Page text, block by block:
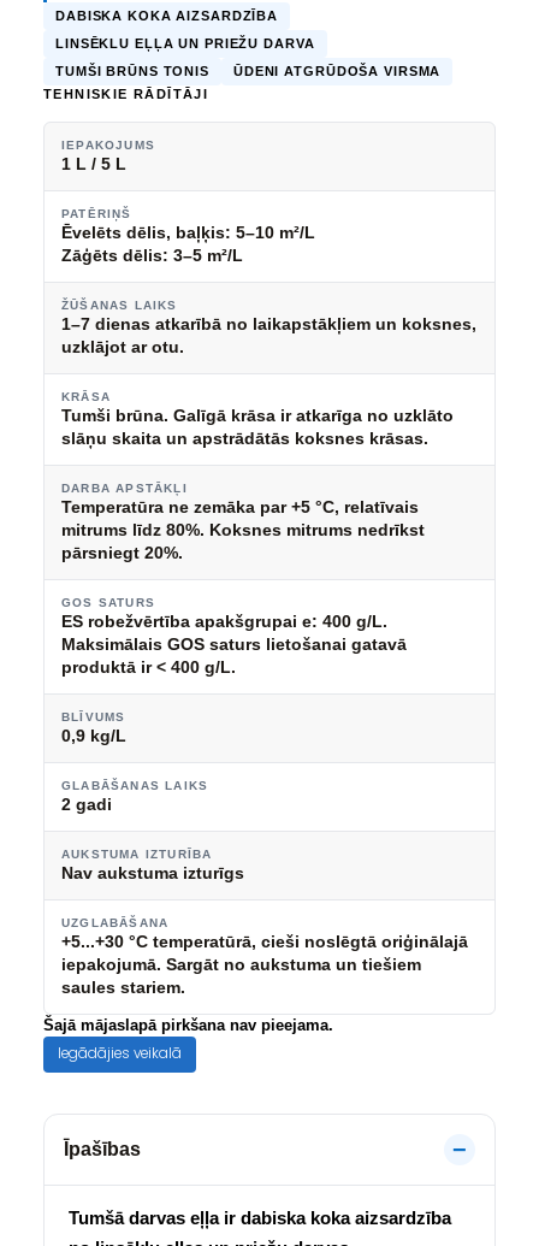
DABISKA KOKA AIZSARDZĪBA
LINSĒKLU EĻĻA UN PRIEŽU DARVA
TUMŠI BRŪNS TONIS
ŪDENI ATGRŪDOŠA VIRSMA
TEHNISKIE RĀDĪTĀJI
IEPAKOJUMS
1 L / 5 L
PATĒRIŅŠ
Ēvelēts dēlis, baļķis: 5–10 m²/L
Zāģēts dēlis: 3–5 m²/L
ŽŪŠANAS LAIKS
1–7 dienas atkarībā no laikapstākļiem un koksnes,
uzklājot ar otu.
KRĀSA
Tumši brūna. Galīgā krāsa ir atkarīga no uzklāto
slāņu skaita un apstrādātās koksnes krāsas.
DARBA APSTĀKĻI
Temperatūra ne zemāka par +5 °C, relatīvais
mitrums līdz 80%. Koksnes mitrums nedrīkst
pārsniegt 20%.
GOS SATURS
ES robežvērtība apakšgrupai e: 400 g/L.
Maksimālais GOS saturs lietošanai gatavā
produktā ir < 400 g/L.
BLĪVUMS
0,9 kg/L
GLABĀŠANAS LAIKS
2 gadi
AUKSTUMA IZTURĪBA
Nav aukstuma izturīgs
UZGLABĀŠANA
+5...+30 °C temperatūrā, cieši noslēgtā oriģinālajā
iepakojumā. Sargāt no aukstuma un tiešiem
saules stariem.
Šajā mājaslapā pirkšana nav pieejama.
Iegādājies veikalā
Īpašības
Tumšā darvas eļļa ir dabiska koka aizsardzība